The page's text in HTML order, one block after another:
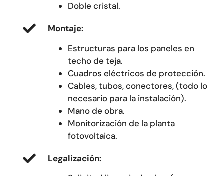
Doble cristal.
Montaje:
Estructuras para los paneles en
techo de teja.
Cuadros eléctricos de protección.
Cables, tubos, conectores, (todo lo
necesario para la instalación).
Mano de obra.
Monitorización de la planta
fotovoltaica.
Legalización: